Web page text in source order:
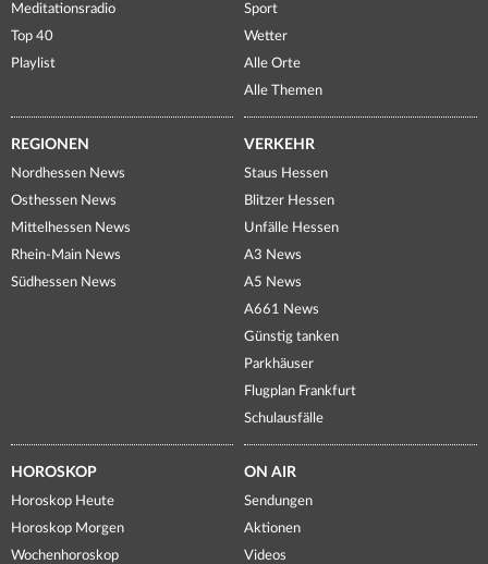
Meditationsradio
Top 40
Playlist
Sport
Wetter
Alle Orte
Alle Themen
REGIONEN
Nordhessen News
Osthessen News
Mittelhessen News
Rhein-Main News
Südhessen News
VERKEHR
Staus Hessen
Blitzer Hessen
Unfälle Hessen
A3 News
A5 News
A661 News
Günstig tanken
Parkhäuser
Flugplan Frankfurt
Schulausfälle
HOROSKOP
Horoskop Heute
Horoskop Morgen
Wochenhoroskop
ON AIR
Sendungen
Aktionen
Videos